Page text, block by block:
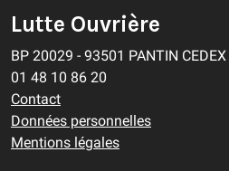
Lutte Ouvrière
BP 20029 - 93501 PANTIN CEDEX
01 48 10 86 20
Contact
Données personnelles
Mentions légales